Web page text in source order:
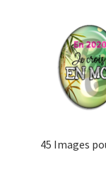
Mon compte
Wishlist
Panier
Politique de
45 Images